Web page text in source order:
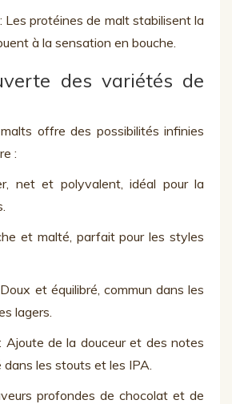
: Les protéines de malt stabilisent la
à la sensation en bouche.
des variétés de
offre des possibilités infinies
:
net et polyvalent, idéal pour la
et malté, parfait pour les styles
et équilibré, commun dans les
lagers.
de la douceur et des notes
dans les stouts et les IPA.
profondes de chocolat et de